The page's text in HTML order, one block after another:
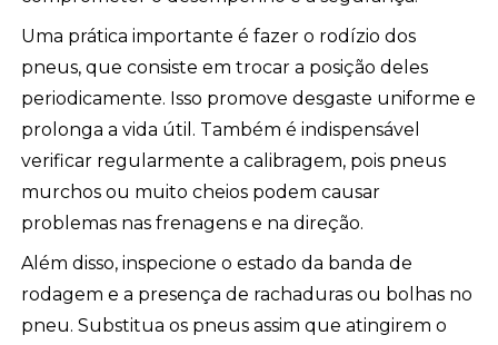
Uma prática importante é fazer o rodízio dos
pneus, que consiste em trocar a posição deles
periodicamente. Isso promove desgaste uniforme e
prolonga a vida útil. Também é indispensável
verificar regularmente a calibragem, pois pneus
murchos ou muito cheios podem causar
problemas nas frenagens e na direção.
Além disso, inspecione o estado da banda de
rodagem e a presença de rachaduras ou bolhas no
pneu. Substitua os pneus assim que atingirem o